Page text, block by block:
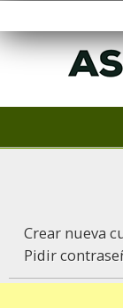
Crear nueva
Pidir